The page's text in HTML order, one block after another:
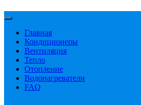
Главная
Кондиционеры
Вентиляция
Тепло
Отопление
Водонагреватели
FAQ